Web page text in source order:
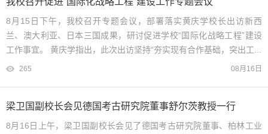
8月15日下午，我校召开专题会议，部署落实黄庆学校长出访新西
兰、澳大利亚、日本三国成果，研讨促进学校“国际化战略工程”建设
工作事宜。 黄庆学指出，此次出访坚持“夯实现有合作基础，突出工...
265 08月16日
梁卫国副校长会见德国考古研究院董事舒尔茨教授一行
8月16日上午，梁卫国副校长会见了德国考古研究院董事、柏林工业